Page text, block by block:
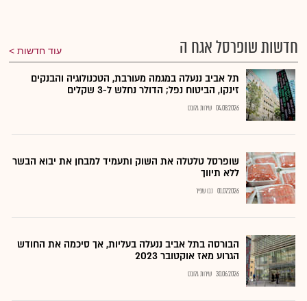
חדשות שופרסל אגח ה עוד חדשות
תל אביב ננעלה במגמה מעורבת, הטכנולוגיה והבנקים
זינקו, הביטוח נפל; הדולר נחלש ל-3 שקלים
04.08.2026 שירות גלובס
שופרסל טלטלה את השוק ותעמיד למבחן את יבוא הבשר
ללא תיווך
01.07.2026 נבו שפיר
הבורסה בתל אביב ננעלה בעליות, אך סיכמה את החודש
הגרוע מאז אוקטובר 2023
30.06.2026 שירות גלובס